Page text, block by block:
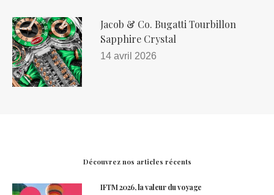
Jacob & Co. Bugatti Tourbillon
Sapphire Crystal
14 avril 2026
Découvrez nos articles récents
IFTM 2026, la valeur du voyage